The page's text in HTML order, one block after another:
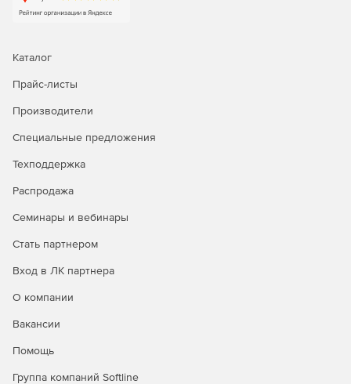
пользователей.
нескольких часов.
администраторов сервера.
Управление отчетами по специальному доступу к
Проверка на соответствие правовым и судебно-
Каталог
Прайс-листы
Производители
Специальные предложения
Техподдержка
Распродажа
Семинары и вебинары
Стать партнером
Вход в ЛК партнера
О компании
Вакансии
Помощь
Группа компаний Softline